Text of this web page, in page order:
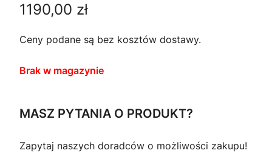
1190,00 zł
Ceny podane są bez kosztów dostawy.
Brak w magazynie
MASZ PYTANIA O PRODUKT?
Zapytaj naszych doradców o możliwości zakupu!